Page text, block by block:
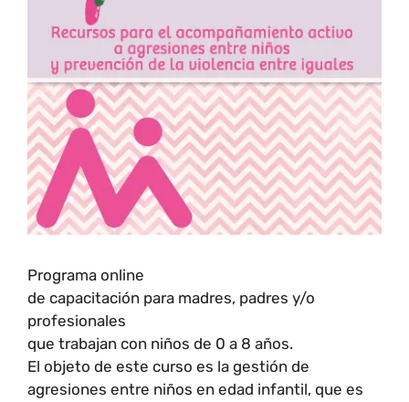
Programa online
de capacitación para madres, padres y/o
profesionales
que trabajan con niños de 0 a 8 años.
El objeto de este curso es la gestión de
agresiones entre niños en edad infantil, que es